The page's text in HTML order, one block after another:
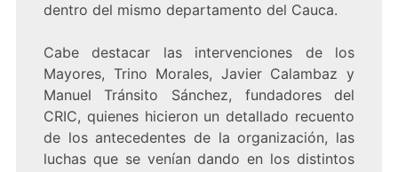
dentro del mismo departamento del Cauca.
Cabe destacar las intervenciones de los
Mayores, Trino Morales, Javier Calambaz y
Manuel Tránsito Sánchez, fundadores del
CRIC, quienes hicieron un detallado recuento
de los antecedentes de la organización, las
luchas que se venían dando en los distintos